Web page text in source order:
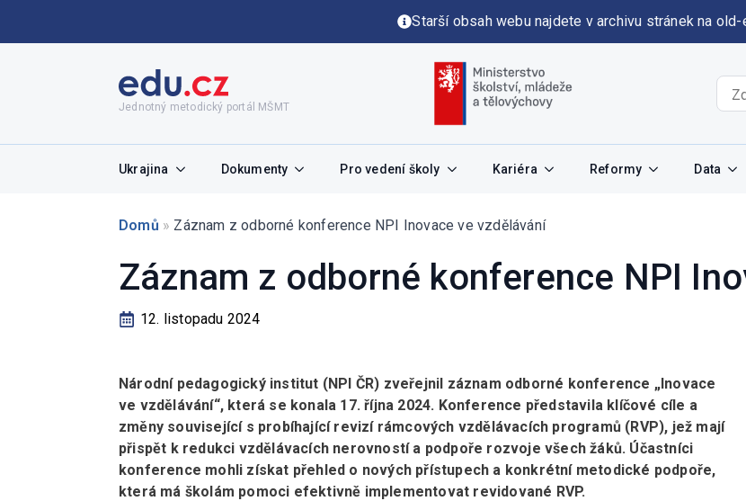
Starší obsah webu najdete v archivu stránek na old-
Jednotný metodický portál MŠMT
Ukrajina Dokumenty Pro vedení školy Kariéra Reformy Data
Domů » Záznam z odborné konference NPI Inovace ve vzdělávání
Záznam z odborné konference NPI
12. listopadu 2024
Národní pedagogický institut (NPI ČR) zveřejnil záznam odborné konference „Inovace
ve vzdělávání“, která se konala 17. října 2024. Konference představila klíčové cíle a
změny související s probíhající revizí rámcových vzdělávacích programů (RVP), jež mají
přispět k redukci vzdělávacích nerovností a podpoře rozvoje všech žáků. Účastníci
konference mohli získat přehled o nových přístupech a konkrétní metodické podpoře,
která má školám pomoci efektivně implementovat revidované RVP.